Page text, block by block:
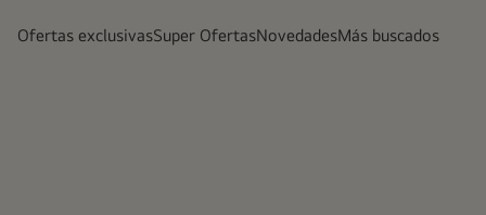
Ofertas exclusivasSuper OfertasNovedadesMás buscados